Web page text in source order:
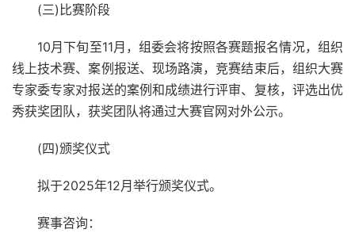
(三)比赛阶段
10月下旬至11月，组委会将按照各赛题报名情况，组织
线上技术赛、案例报送、现场路演，竞赛结束后，组织大赛
专家委专家对报送的案例和成绩进行评审、复核，评选出优
秀获奖团队，获奖团队将通过大赛官网对外公示。
(四)颁奖仪式
拟于2025年12月举行颁奖仪式。
赛事咨询：